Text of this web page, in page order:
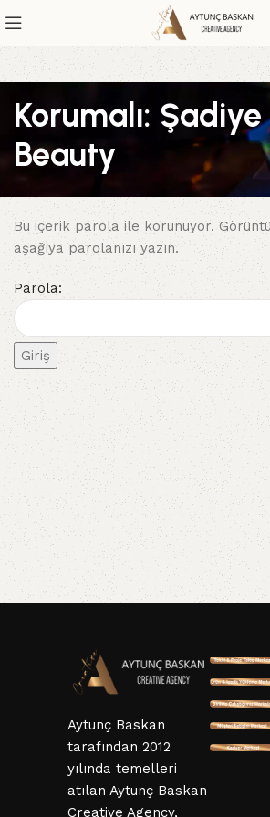
Korumalı:
Beauty
Bu içerik parola ile korunuyor.
aşağıya parolanızı yazın.
Parola:
Aytunç Baskan
tarafından 2012
yılında temelleri
atılan Aytunç Baskan
Creative Agency,